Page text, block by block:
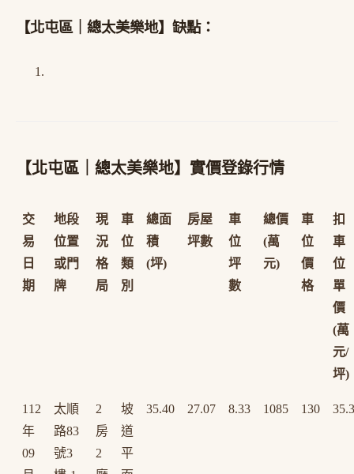
【北屯區｜總太美樂地】缺點：
【北屯區｜總太美樂地】實價登錄行情
交
易
日
期
地段
位置
或門
牌
現
況
格
局
車
位
類
別
總面
積
(坪)
房屋
坪數
車
位
坪
數
總價
(萬
元)
車
位
價
格
扣
車
位
單
價
(萬
元/
坪)
112
年
09
太順
路83
號3
2
房
2
坡
道
平
35.40 27.07 8.33 1085 130 35.3